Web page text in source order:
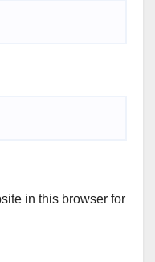
in this browser for